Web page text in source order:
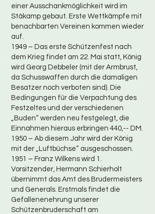
einer Ausschankmöglichkeit wird im
Stäkamp gebaut. Erste Wettkämpfe mit
benachbarten Vereinen kommen wieder
auf.
1949 – Das erste Schützenfest nach
dem Krieg findet am 22. Mai statt, König
wird Georg Debbeler (mit der Armbrust,
da Schusswaffen durch die damaligen
Besatzer noch verboten sind). Die
Bedingungen für die Verpachtung des
Festzeltes und der verschiedenen
„Buden“ werden neu festgelegt, die
Einnahmen hieraus erbringen 440,-- DM.
1950 – Ab diesem Jahr wird der König
mit der „Luftbüchse“ ausgeschossen.
1951 – Franz Wilkens wird 1.
Vorsitzender, Hermann Schierholt
übernimmt das Amt des Brudermeisters
und Generals. Erstmals findet die
Gefallenenehrung unserer
Schützenbruderschaft am